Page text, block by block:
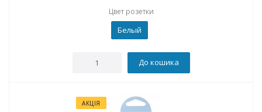
Цвет розетки
Белый
До кошика
АКЦІЯ